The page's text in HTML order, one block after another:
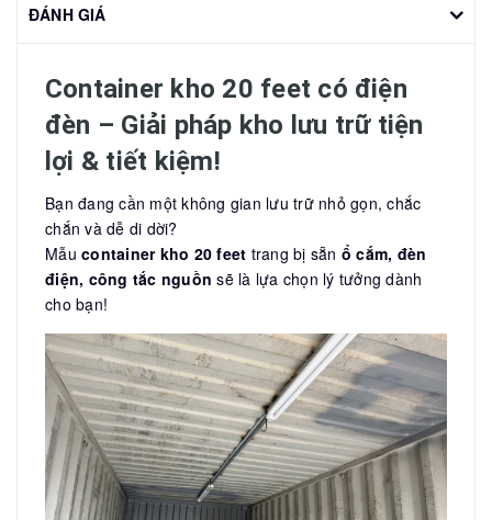
ĐÁNH GIÁ
Container kho 20 feet có điện
đèn – Giải pháp kho lưu trữ tiện
lợi & tiết kiệm!
Bạn đang cần một không gian lưu trữ nhỏ gọn, chắc
chắn và dễ di dời?
Mẫu container kho 20 feet trang bị sẵn ổ cắm, đèn
điện, công tắc nguồn sẽ là lựa chọn lý tưởng dành
cho bạn!